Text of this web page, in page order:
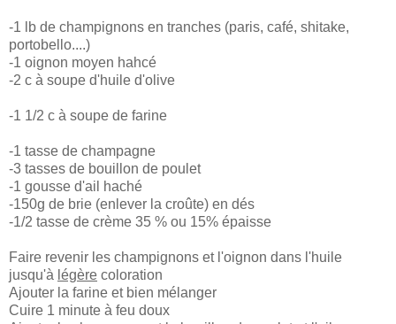
-1 lb de champignons en tranches (paris, café, shitake,
portobello....)
-1 oignon moyen hahcé
-2 c à soupe d'huile d'olive
-1 1/2 c à soupe de farine
-1 tasse de champagne
-3 tasses de bouillon de poulet
-1 gousse d'ail haché
-150g de brie (enlever la croûte) en dés
-1/2 tasse de crème 35 % ou 15% épaisse
Faire revenir les champignons et l'oignon dans l'huile
jusqu'à légère coloration
Ajouter la farine et bien mélanger
Cuire 1 minute à feu doux